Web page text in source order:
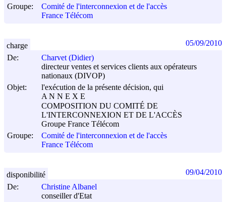
Groupe:
Comité de l'interconnexion et de l'accès
France Télécom
De:
Charvet (Didier)
directeur ventes et services clients aux opérateurs
nationaux (DIVOP)
Objet:
l'exécution de la présente décision, qui
A N N E X E
COMPOSITION DU COMITÉ DE
L'INTERCONNEXION ET DE L'ACCÈS
Groupe France Télécom
Groupe:
Comité de l'interconnexion et de l'accès
France Télécom
charge 05/09/2010
De:
Christine Albanel
conseiller d'Etat
disponibilité 09/04/2010